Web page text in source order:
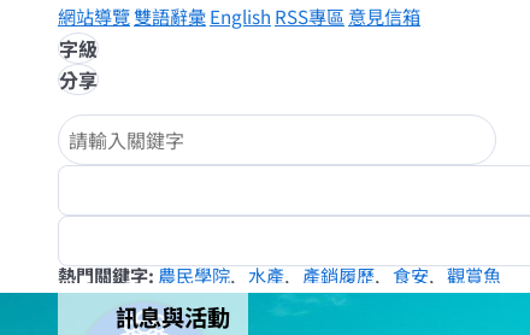
網站導覽雙語辭彙English RSS專區 意見信箱
字級
分享
熱門關鍵字 農民學院 水產 產銷履歷 食安 觀賞魚
訊息與活動